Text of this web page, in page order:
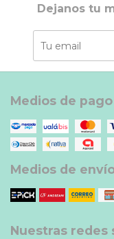
Dejanos tu
Medios de pago
Medios de
Nuestras redes